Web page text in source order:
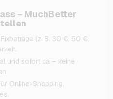
– MuchBetter
(z. B. 30 €, 50 €,
und sofort da – keine
Online-Shopping,